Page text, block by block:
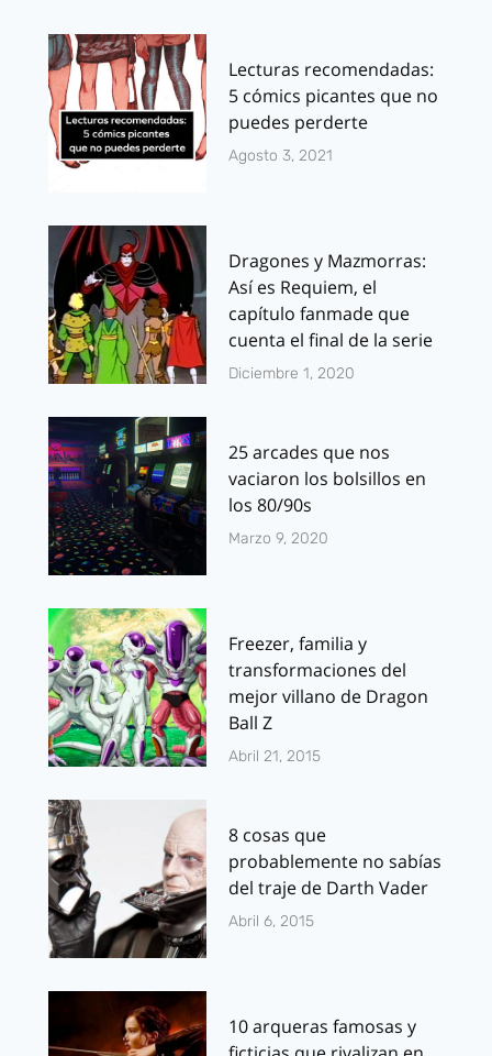
Lecturas recomendadas:
5 cómics picantes que no
puedes perderte
Agosto 3, 2021
Dragones y Mazmorras:
Así es Requiem, el
capítulo fanmade que
cuenta el final de la serie
Diciembre 1, 2020
25 arcades que nos
vaciaron los bolsillos en
los 80/90s
Marzo 9, 2020
Freezer, familia y
transformaciones del
mejor villano de Dragon
Ball Z
Abril 21, 2015
8 cosas que
probablemente no sabías
del traje de Darth Vader
Abril 6, 2015
10 arqueras famosas y